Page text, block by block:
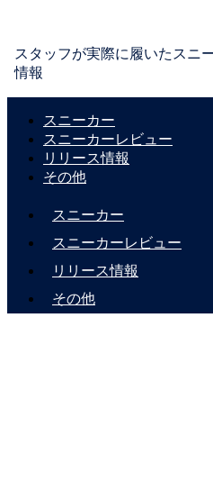
スタッフが実際に履いたスニ
情報
スニーカー
スニーカーレビュー
リリース情報
その他
スニーカー
スニーカーレビュー
リリース情報
その他